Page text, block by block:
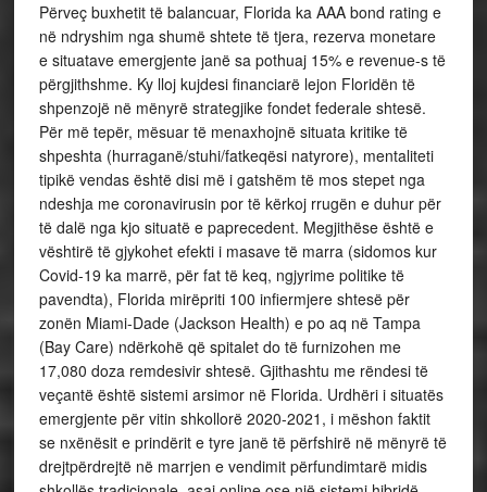
Përveç buxhetit të balancuar, Florida ka AAA bond rating e
në ndryshim nga shumë shtete të tjera, rezerva monetare
e situatave emergjente janë sa pothuaj 15% e revenue-s të
përgjithshme. Ky lloj kujdesi financiarë lejon Floridën të
shpenzojë në mënyrë strategjike fondet federale shtesë.
Për më tepër, mësuar të menaxhojnë situata kritike të
shpeshta (hurraganë/stuhi/fatkeqësi natyrore), mentaliteti
tipikë vendas është disi më i gatshëm të mos stepet nga
ndeshja me coronavirusin por të kërkoj rrugën e duhur për
të dalë nga kjo situatë e paprecedent. Megjithëse është e
vështirë të gjykohet efekti i masave të marra (sidomos kur
Covid-19 ka marrë, për fat të keq, ngjyrime politike të
pavendta), Florida mirëpriti 100 infiermjere shtesë për
zonën Miami-Dade (Jackson Health) e po aq në Tampa
(Bay Care) ndërkohë që spitalet do të furnizohen me
17,080 doza remdesivir shtesë. Gjithashtu me rëndesi të
veçantë është sistemi arsimor në Florida. Urdhëri i situatës
emergjente për vitin shkollorë 2020-2021, i mëshon faktit
se nxënësit e prindërit e tyre janë të përfshirë në mënyrë të
drejtpërdrejtë në marrjen e vendimit përfundimtarë midis